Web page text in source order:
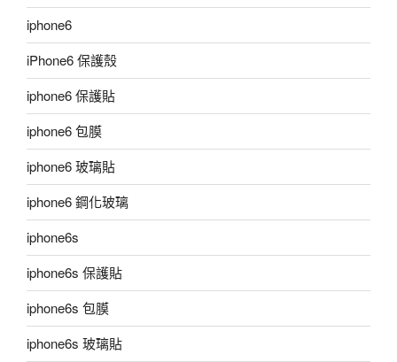
iphone6
iPhone6 保護殼
iphone6 保護貼
iphone6 包膜
iphone6 玻璃貼
iphone6 鋼化玻璃
iphone6s
iphone6s 保護貼
iphone6s 包膜
iphone6s 玻璃貼